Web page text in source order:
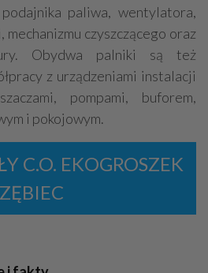
paliwa, wentylatora,
czyszczącego oraz
Obydwa palniki są też
z urządzeniami instalacji
pompami, buforem,
i pokojowym.
C.O. EKOGROSZEK
ZĘBIEC